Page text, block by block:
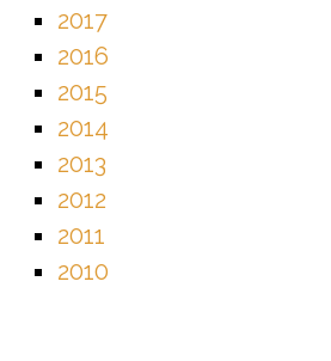
2017
2016
2015
2014
2013
2012
2011
2010